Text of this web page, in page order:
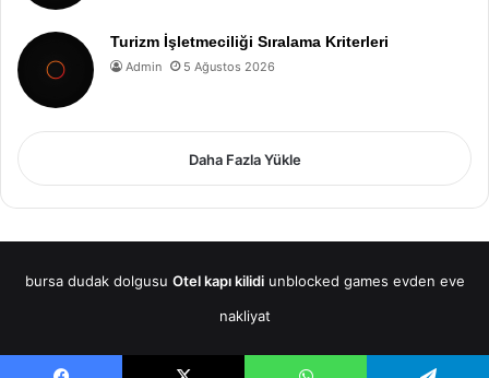
Turizm İşletmeciliği Sıralama Kriterleri
Admin 5 Ağustos 2026
Daha Fazla Yükle
bursa dudak dolgusu Otel kapı kilidi unblocked games evden eve
nakliyat